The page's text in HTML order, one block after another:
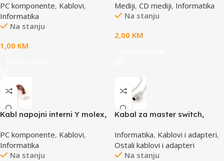
PC komponente, Kablovi,
Informatika
Na stanju
1,00 KM
Mediji, CD mediji, Informatika
Na stanju
2,00 KM
Kabl napojni interni Y molex,
4pin 1x female to 2x male
PC komponente, Kablovi,
Informatika
Na stanju
Kabal za master switch,
GEMBIRD
Informatika, Kablovi i adapteri,
Ostali kablovi i adapteri
Na stanju